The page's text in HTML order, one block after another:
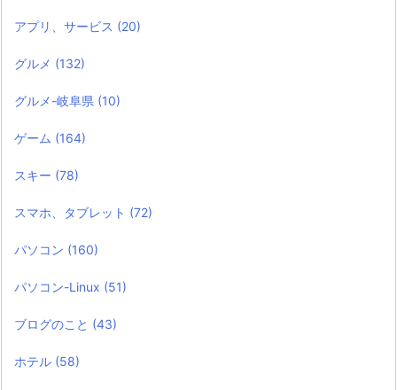
アプリ、サービス (20)
グルメ (132)
グルメ-岐阜県 (10)
ゲーム (164)
スキー (78)
スマホ、タブレット (72)
パソコン (160)
パソコン-Linux (51)
ブログのこと (43)
ホテル (58)